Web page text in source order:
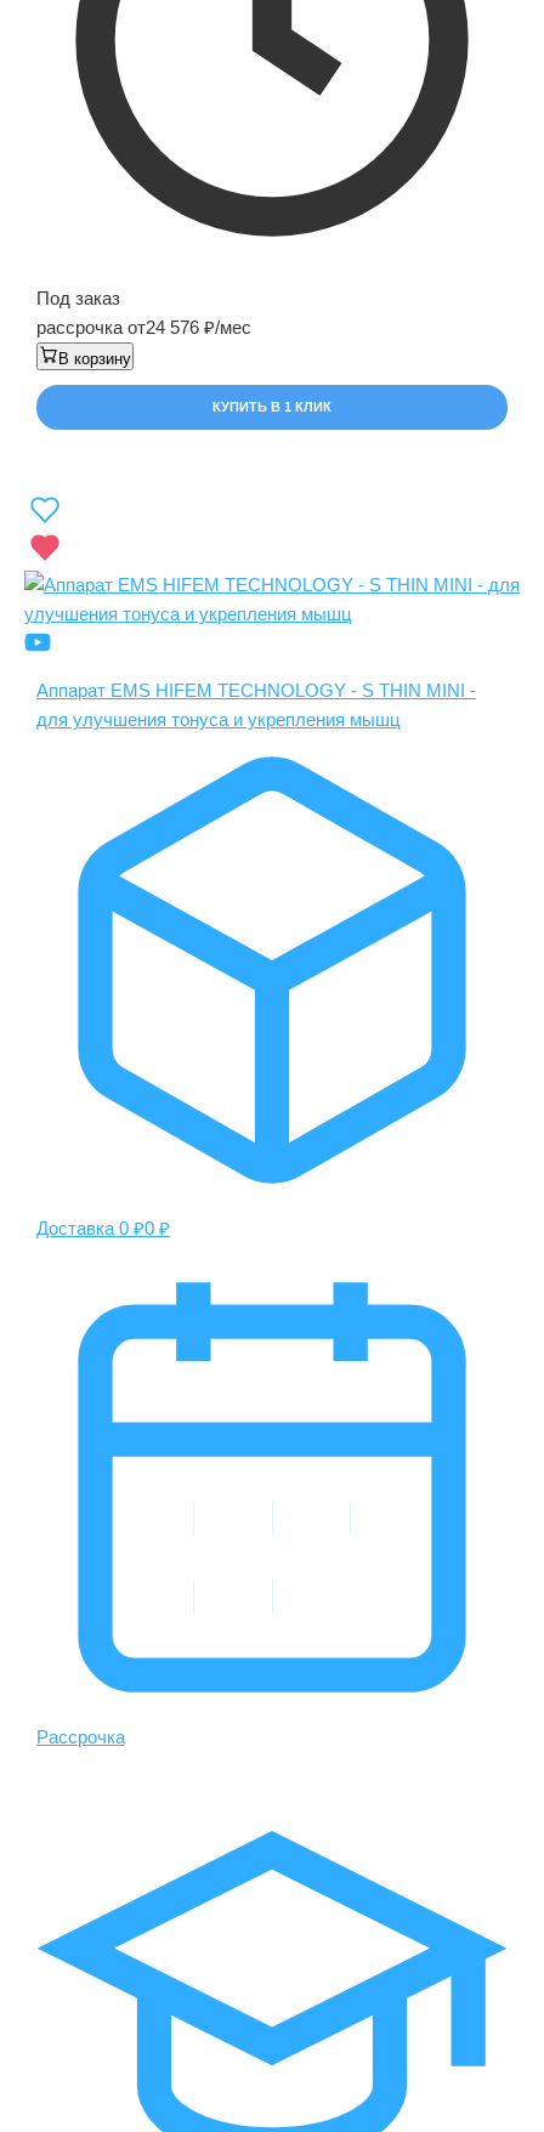
Под заказ
рассрочка от24 576 /мес
В корзину
КУПИТЬ В 1 КЛИК
Аппарат EMS HIFEM TECHNOLOGY - S THIN MINI -
для улучшения тонуса и укрепления мышц
Доставка 0 ₽0 ₽
Рассрочка